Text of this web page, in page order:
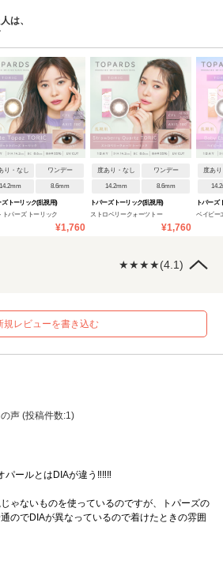
は、
り・なし ワンデー
14.2mm 8.6mm
ズ トーリック(乱視用)
トパーズ トーリック
¥1,760
度あり・なし ワンデー
14.2mm 8.6mm
トパーズ トーリック(乱視用)
ストロベリークォーツトー
¥1,760
度あ
トパーズ
ベイビー
★★★★(4.1)
規レビューを書き込む
声 (投稿件数:1)
パールとはDIAが違う‼️‼️‼️
ゃないものを使っているのですが、トパーズの
のでDIAが異なっているので着けたときの雰囲